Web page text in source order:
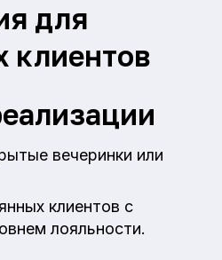
для
клиентов
вечеринки или
клиентов с
лояльности.